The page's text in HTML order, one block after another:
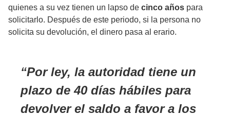
quienes a su vez tienen un lapso de cinco años para
solicitarlo. Después de este periodo, si la persona no
solicita su devolución, el dinero pasa al erario.
Por ley, la autoridad tiene un
plazo de 40 días hábiles para
devolver el saldo a favor a los